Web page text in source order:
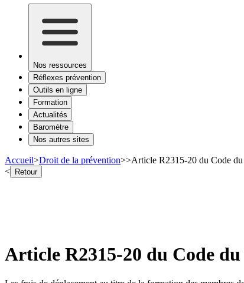
Nos ressources
Réflexes prévention
Outils en ligne
Formation
Actualités
Baromètre
Nos autres sites
Accueil>Droit de la prévention>>Article R2315-20 du Code
< Retour
Article R2315-20 du Code